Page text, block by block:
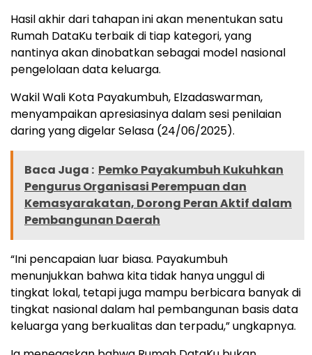
Hasil akhir dari tahapan ini akan menentukan satu
Rumah DataKu terbaik di tiap kategori, yang
nantinya akan dinobatkan sebagai model nasional
pengelolaan data keluarga.
Wakil Wali Kota Payakumbuh, Elzadaswarman,
menyampaikan apresiasinya dalam sesi penilaian
daring yang digelar Selasa (24/06/2025).
Baca Juga : Pemko Payakumbuh Kukuhkan
Pengurus Organisasi Perempuan dan
Kemasyarakatan, Dorong Peran Aktif dalam
Pembangunan Daerah
“Ini pencapaian luar biasa. Payakumbuh
menunjukkan bahwa kita tidak hanya unggul di
tingkat lokal, tetapi juga mampu berbicara banyak di
tingkat nasional dalam hal pembangunan basis data
keluarga yang berkualitas dan terpadu,” ungkapnya.